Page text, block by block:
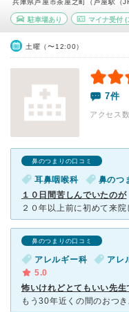
兵庫県芦屋市茶屋之町（芦屋駅（
駐車場あり マイナ受付(
土曜（〜12:00）
7件
アクセス
鼻のつまりの口コミ
耳鼻咽喉科 鼻のつ
１０日間苦しんでいたのが
鼻のつまりの口コミ
アレルギー科 アレ
5.0
怖いけれどとてもいい先生